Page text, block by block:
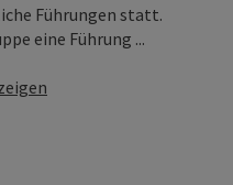
Führungen statt.
eine Führung ...